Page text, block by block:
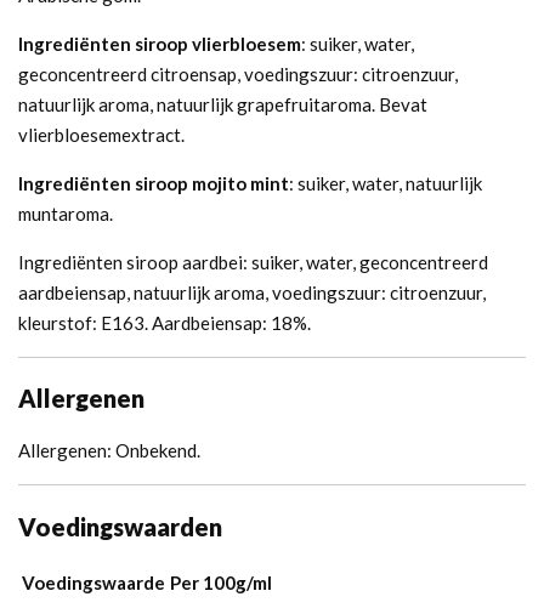
Ingrediënten siroop vlierbloesem: suiker, water,
geconcentreerd citroensap, voedingszuur: citroenzuur,
natuurlijk aroma, natuurlijk grapefruitaroma. Bevat
vlierbloesemextract.
Ingrediënten siroop mojito mint: suiker, water, natuurlijk
muntaroma.
Ingrediënten siroop aardbei: suiker, water, geconcentreerd
aardbeiensap, natuurlijk aroma, voedingszuur: citroenzuur,
kleurstof: E163. Aardbeiensap: 18%.
Allergenen
Allergenen: Onbekend.
Voedingswaarden
Voedingswaarde Per 100g/ml